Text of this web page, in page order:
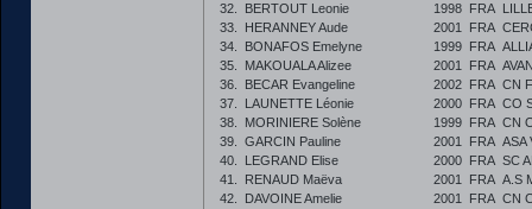
32.
BERTOUT Leonie 1998 FRA
33.
HERANNEY Aude 2001 FRA
34.
BONAFOS Emelyne 1999 FRA
35.
MAKOUALA Alizee 2001 FRA
36.
BECAR Evangeline 2002 FRA CN
37.
LAUNETTE Léonie 2000 FRA CO
38.
MORINIERE Solène 1999 FRA CN
39.
GARCIN Pauline 2001 FRA ASA
40.
LEGRAND Elise 2000 FRA SC
41.
RENAUD Maëva 2001 FRA A.S
42.
DAVOINE Amelie 2001 FRA CN